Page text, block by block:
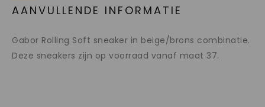
AANVULLENDE INFORMATIE
Gabor Rolling Soft sneaker in beige/brons combinatie.
Deze sneakers zijn op voorraad vanaf maat 37.